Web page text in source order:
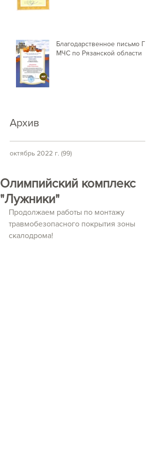
Благодарственное письмо ГУ
МЧС по Рязанской области
Архив
октябрь 2022 г. (99)
Олимпийский комплекс
"Лужники"
Продолжаем работы по монтажу
травмобезопасного покрытия зоны
скалодрома!